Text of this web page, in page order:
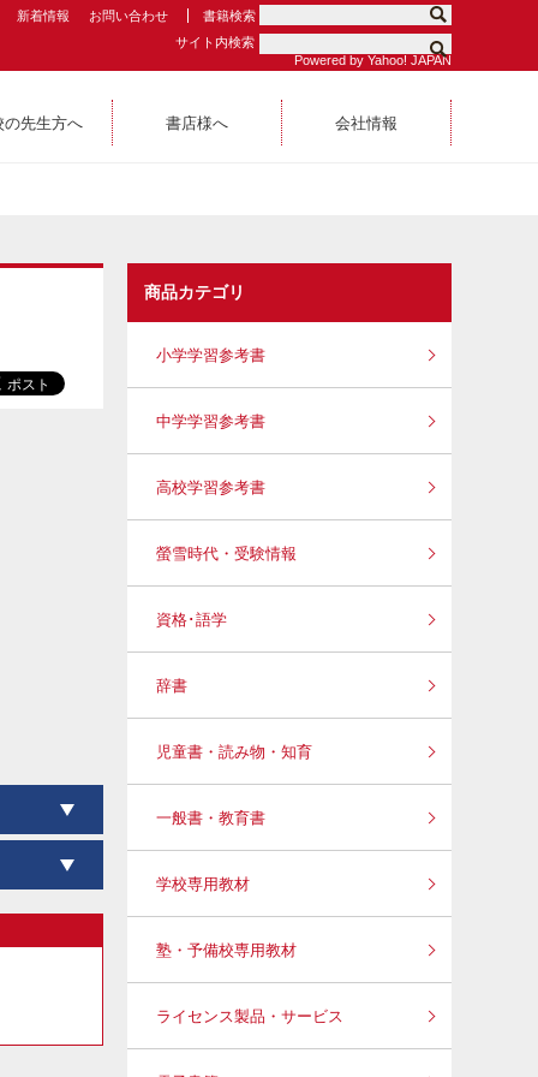
新着情報 お問い合わせ
書籍検索
サイト内検索
Powered by Yahoo! JAPAN
の先生方へ 書店様へ 会社情報
商品カテゴリ
小学学習参考書
中学学習参考書
高校学習参考書
螢雪時代・受験情報
資格･語学
辞書
児童書・読み物・知育
一般書・教育書
学校専用教材
塾・予備校専用教材
ライセンス製品・サービス